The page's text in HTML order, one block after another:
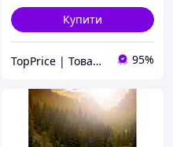
Купити
TopPrice | Товари за ТОП-ціною 95%